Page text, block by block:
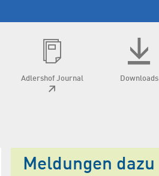
Adlershof Journal Downloads
Meldungen dazu